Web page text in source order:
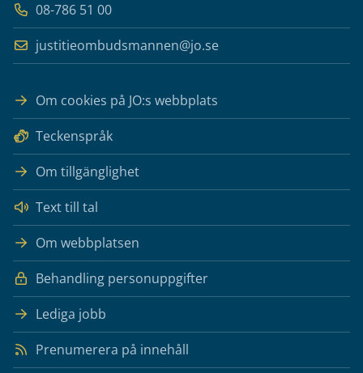
08-786 51 00
justitieombudsmannen@jo.se
Om cookies på JO:s webbplats
Teckenspråk
Om tillgänglighet
Text till tal
Om webbplatsen
Behandling personuppgifter
Lediga jobb
Prenumerera på innehåll